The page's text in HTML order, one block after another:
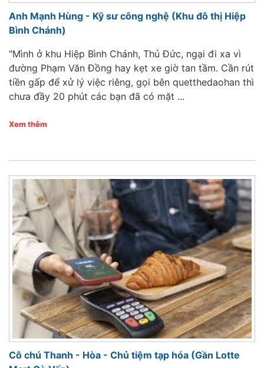
Anh Mạnh Hùng - Kỹ sư công nghệ (Khu đô thị Hiệp
Bình Chánh)
"Mình ở khu Hiệp Bình Chánh, Thủ Đức, ngại đi xa vì
đường Phạm Văn Đồng hay kẹt xe giờ tan tầm. Cần rút
tiền gấp để xử lý việc riêng, gọi bên quetthedaohan thì
chưa đầy 20 phút các bạn đã có mặt ...
Xem thêm
Cô chú Thanh - Hòa - Chủ tiệm tạp hóa (Gần Lotte